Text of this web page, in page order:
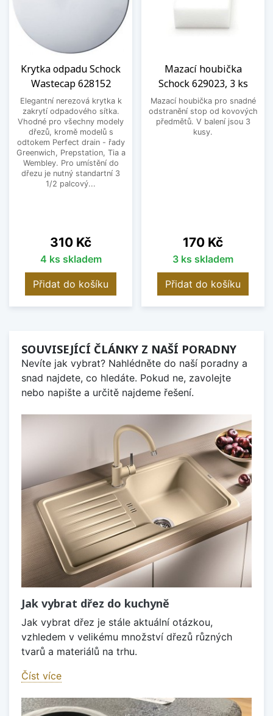
Krytka odpadu Schock
Wastecap 628152
Elegantní nerezová krytka k
zakrytí odpadového sítka.
Vhodné pro všechny modely
dřezů, kromě modelů s
odtokem Perfect drain - řady
Greenwich, Prepstation, Tia a
Wembley. Pro umístění do
dřezu je nutný standartní 3
1/2 palcový...
Cena
310 Kč
4 ks skladem
Přidat do košíku
Mazací houbička
Schock 629023, 3 ks
Mazací houbička pro snadné
odstranění stop od kovových
předmětů. V balení jsou 3
kusy.
Cena
170 Kč
3 ks skladem
Přidat do košíku
SOUVISEJÍCÍ ČLÁNKY Z NAŠÍ PORADNY
Nevíte jak vybrat? Nahlédněte do naší poradny a
snad najdete, co hledáte. Pokud ne, zavolejte
nebo napište a určitě najdeme řešení.
Jak vybrat dřez do kuchyně
Jak vybrat dřez je stále aktuální otázkou,
vzhledem v velikému množství dřezů různých
tvarů a materiálů na trhu.
Číst více